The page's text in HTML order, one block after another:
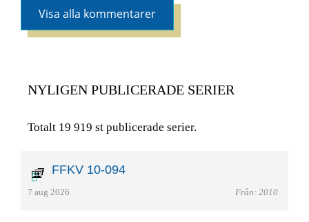
Visa alla kommentarer
NYLIGEN PUBLICERADE SERIER
Totalt 19 919 st publicerade serier.
FFKV 10-094
7 aug 2026 Från: 2010